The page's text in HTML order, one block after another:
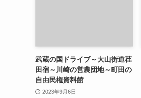
武蔵の国ドライブ～大山街道荏
田宿～川崎の営農団地～町田の
自由民権資料館
2023年9月6日